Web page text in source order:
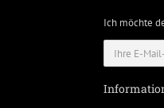
Ich möchte